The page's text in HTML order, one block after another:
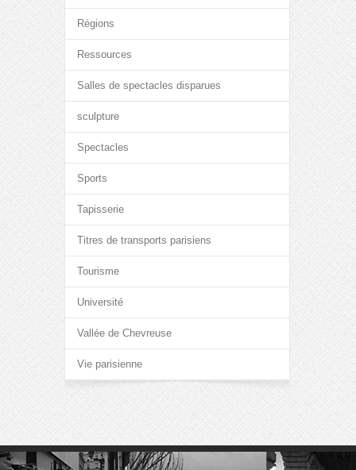
Régions
Ressources
Salles de spectacles disparues
sculpture
Spectacles
Sports
Tapisserie
Titres de transports parisiens
Tourisme
Université
Vallée de Chevreuse
Vie parisienne